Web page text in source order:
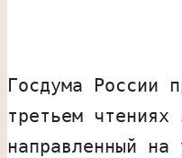
Госдума России
третьем чтениях
направленный на